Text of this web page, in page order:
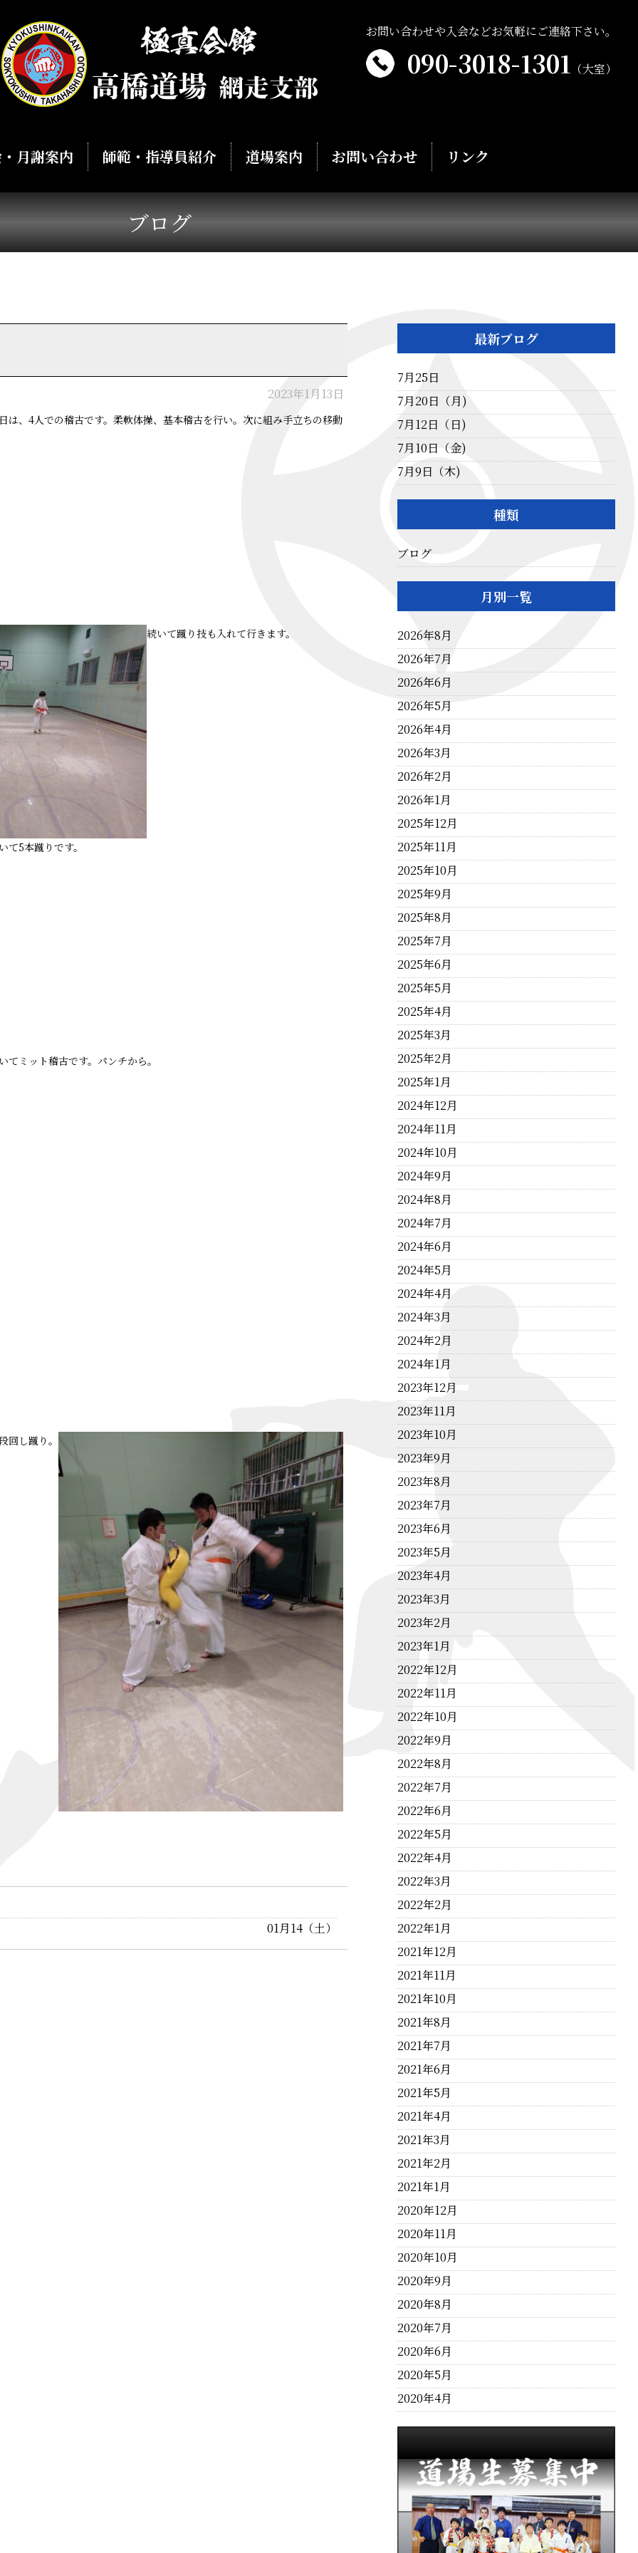
お問い合わせや入会などお気軽にご連絡下さい。
090-3018-1301 （大室）
月謝案内 師範・指導員紹介 道場案内 お問い合わせ リンク
ブログ
2023年1月13日
は、4人での稽古です。柔軟体操、基本稽古を行い。次に組み手立ちの移動
続いて蹴り技も入れて行きます。
て5本蹴りです。
てミット稽古です。パンチから。
回し蹴り。
01月14（土）
最新ブログ
7月25日
7月20日（月)
7月12日（日)
7月10日（金)
7月9日（木)
種類
ブログ
月別一覧
2026年8月
2026年7月
2026年6月
2026年5月
2026年4月
2026年3月
2026年2月
2026年1月
2025年12月
2025年11月
2025年10月
2025年9月
2025年8月
2025年7月
2025年6月
2025年5月
2025年4月
2025年3月
2025年2月
2025年1月
2024年12月
2024年11月
2024年10月
2024年9月
2024年8月
2024年7月
2024年6月
2024年5月
2024年4月
2024年3月
2024年2月
2024年1月
2023年12月
2023年11月
2023年10月
2023年9月
2023年8月
2023年7月
2023年6月
2023年5月
2023年4月
2023年3月
2023年2月
2023年1月
2022年12月
2022年11月
2022年10月
2022年9月
2022年8月
2022年7月
2022年6月
2022年5月
2022年4月
2022年3月
2022年2月
2022年1月
2021年12月
2021年11月
2021年10月
2021年8月
2021年7月
2021年6月
2021年5月
2021年4月
2021年3月
2021年2月
2021年1月
2020年12月
2020年11月
2020年10月
2020年9月
2020年8月
2020年7月
2020年6月
2020年5月
2020年4月